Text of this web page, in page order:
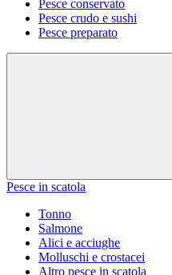
Pesce conservato
Pesce crudo e sushi
Pesce preparato
Pesce in scatola
Tonno
Salmone
Alici e acciughe
Molluschi e crostacei
Altro pesce in scatola